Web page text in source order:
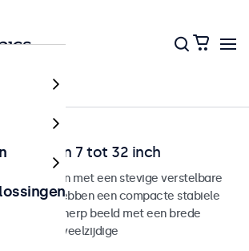
van 7 tot 32 inch
ontworpen met een stevige verstelbare
hebben een compacte stabiele
een haarscherp beeld met een brede
over veelzijdige